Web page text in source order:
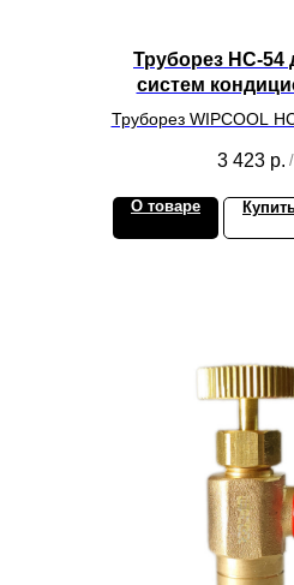
Труборез НС-54
систем
Труборез WIPCOOL
3 423 р. /
О товаре